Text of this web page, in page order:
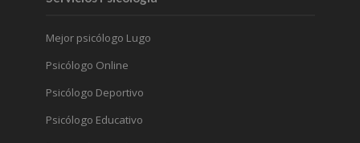
Mejor psicólogo Lugo
Psicólogo Online
Psicólogo Deportivo
Psicólogo Educativo